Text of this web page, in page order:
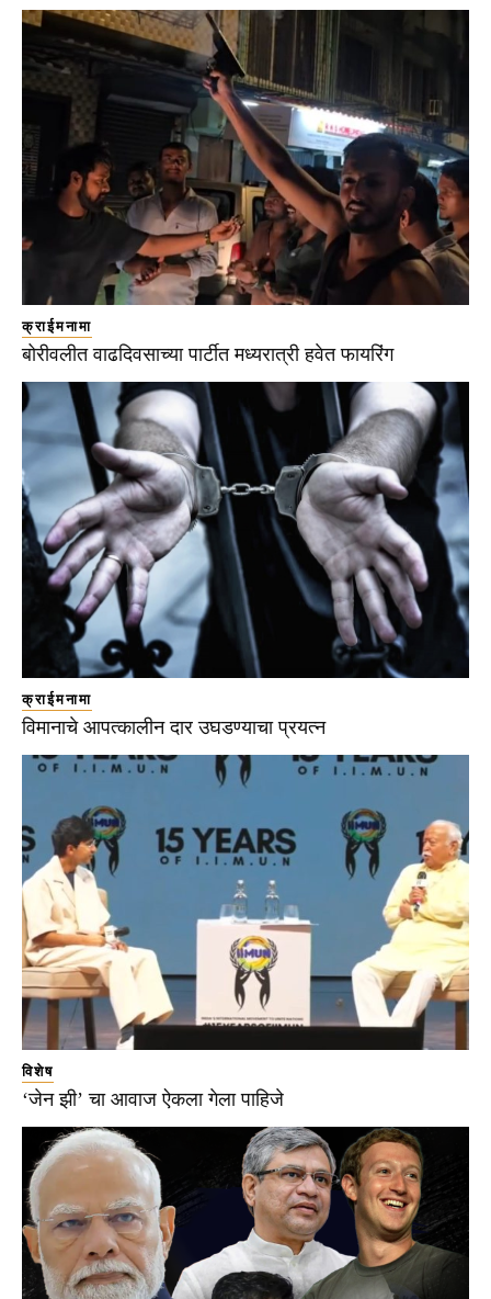
क्राईमनामा
बोरीवलीत वाढदिवसाच्या पार्टीत मध्यरात्री हवेत फायरिंग
क्राईमनामा
विमानाचे आपत्कालीन दार उघडण्याचा प्रयत्न
विशेष
‘जेन झी’ चा आवाज ऐकला गेला पाहिजे